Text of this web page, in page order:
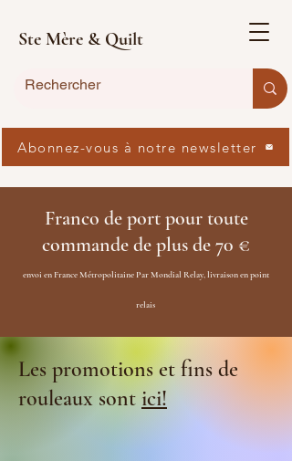
Ste Mère & Quilt
Franco de port pour toute
commande de plus de 70 €
envoi en France Métropolitaine Par Mondial Relay, livraison en point
relais
Les promotions et fins de
rouleaux sontici!
Abonnez-vous à notre newsletter